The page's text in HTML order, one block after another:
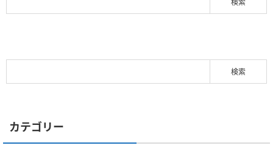
カテゴリー